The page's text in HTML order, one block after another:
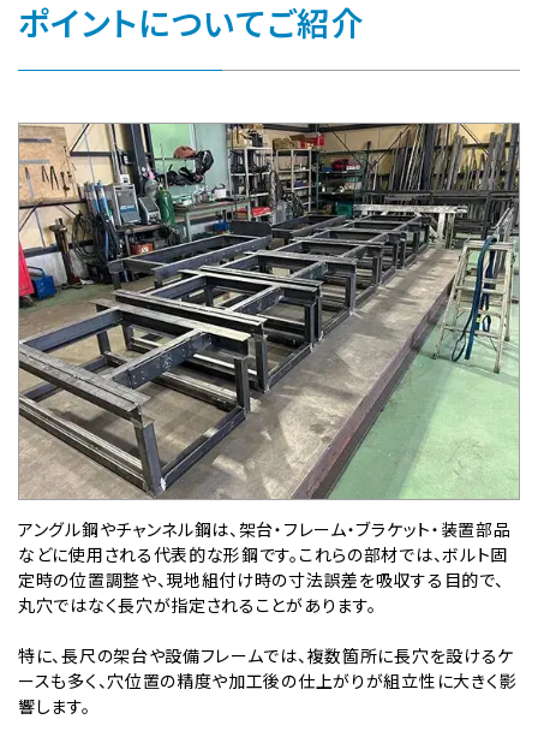
ポイントについてご紹介
アングル鋼やチャンネル鋼は、架台・フレーム・ブラケット・装置部品
などに使用される代表的な形鋼です。これらの部材では、ボルト固
定時の位置調整や、現地組付け時の寸法誤差を吸収する目的で、
丸穴ではなく長穴が指定されることがあります。
特に、長尺の架台や設備フレームでは、複数箇所に長穴を設けるケ
ースも多く、穴位置の精度や加工後の仕上がりが組立性に大きく影
響します。